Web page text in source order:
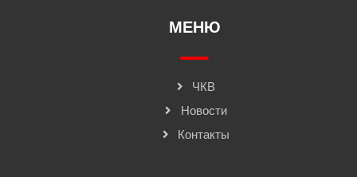
МЕНЮ
ЧКВ
Новости
Контакты